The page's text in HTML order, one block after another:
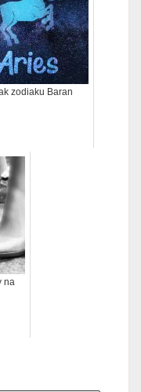
zodiaku Baran
na